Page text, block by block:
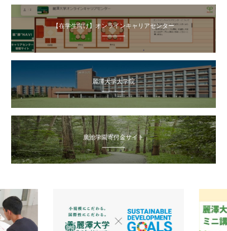
【在学生向け】オンラインキャリアセンター
麗澤大学大学院
廣池学園寄付金サイト